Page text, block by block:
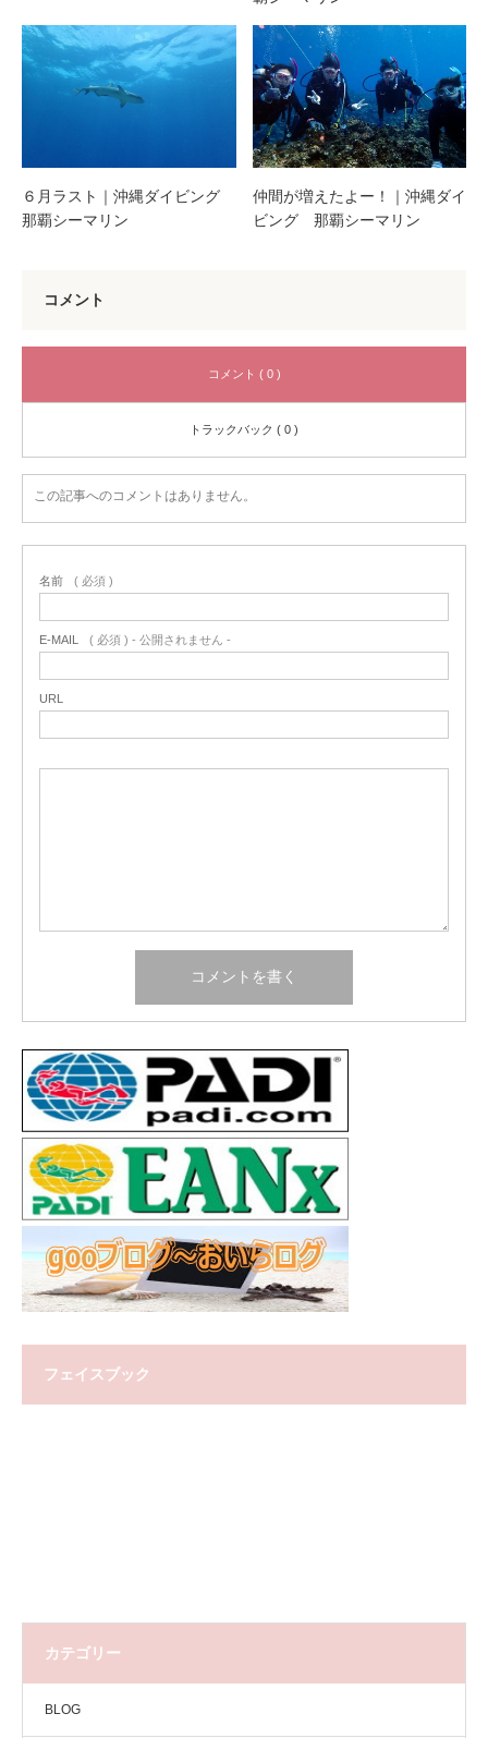
６月ラスト｜沖縄ダイビング
那覇シーマリン
仲間が増えたよー！｜沖縄ダイ
ビング 那覇シーマリン
コメント
コメント ( 0 )
トラックバック ( 0 )
この記事へのコメントはありません。
名前 ( 必須 )
E-MAIL ( 必須 ) - 公開されません -
URL
フェイスブック
カテゴリー
BLOG